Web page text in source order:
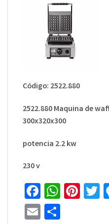
Código: 2522.880
2522.880 Maquina de
300x320x300
potencia 2.2 kw
230 v
Facebook
Email